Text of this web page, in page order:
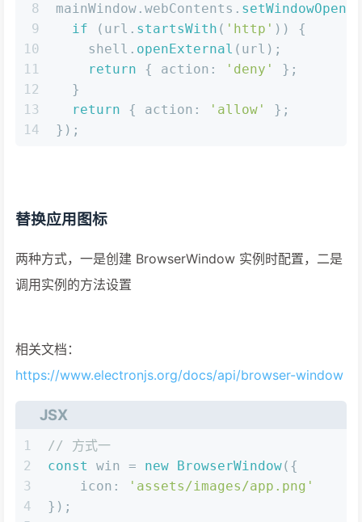
8
9
10
11
12
13
14
mainWindow. webContents .
if (url. startsWith ( 'http' )) {
    shell.
openExternal (url);
return { action : 'deny'
};
  }
return { action : 'allow'
};
});
替换应用图标
两种方式，一是创建 BrowserWindow 实例时配置，二是
调用实例的方法设置
相关文档：
https://www.electronjs.org/docs/api/browser-window
JSX
1
2
3
4
// 方式一
const
win = new BrowserWindow({
icon :
'assets/images/app.png'
});